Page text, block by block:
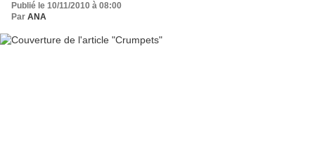
Publié le 10/11/2010 à 08:00
Par ANA